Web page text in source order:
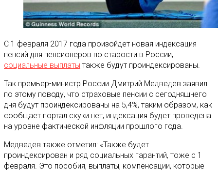
С 1 февраля 2017 года произойдет новая индексация
пенсий для пенсионеров по старости в России,
социальные выплаты также будут проиндексированы.
Так премьер-министр России Дмитрий Медведев заявил
по этому поводу, что страховые пенсии с сегодняшнего
дня будут проиндексированы на 5,4%, таким образом, как
сообщает портал скуки нет, индексация будет проведена
на уровне фактической инфляции прошлого года.
Медведев также отметил: «Также будет
проиндексирован и ряд социальных гарантий, тоже с 1
февраля. Это пособия, выплаты, компенсации, которые